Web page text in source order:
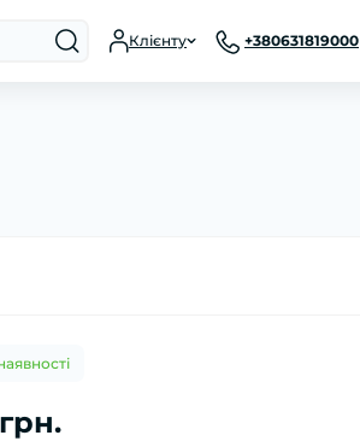
Клієнту +380631819000